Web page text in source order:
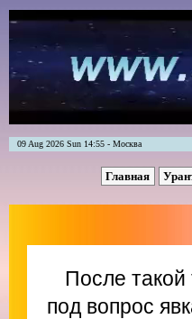
09 Aug 2026 Sun 14:55 - Москва
Главная
После такой
под вопрос